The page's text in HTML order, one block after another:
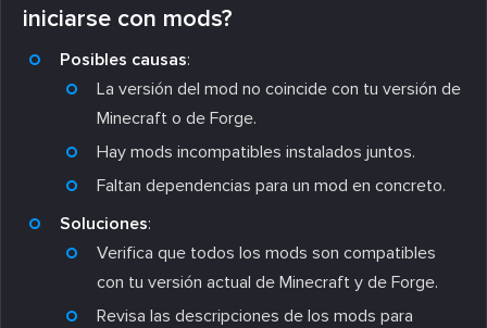
iniciarse con mods?
Posibles causas:
La versión del mod no coincide con tu versión de
Minecraft o de Forge.
Hay mods incompatibles instalados juntos.
Faltan dependencias para un mod en concreto.
Soluciones:
Verifica que todos los mods son compatibles
con tu versión actual de Minecraft y de Forge.
Revisa las descripciones de los mods para